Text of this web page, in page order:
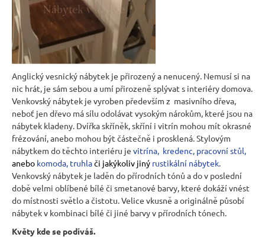
Anglický vesnický nábytek je přirozený a nenucený. Nemusí si na
nic hrát, je sám sebou a umí přirozeně splývat s interiéry domova.
Venkovský nábytek je vyroben především z masivního dřeva,
neboť jen dřevo má sílu odolávat vysokým nárokům, které jsou na
nábytek kladeny. Dvířka skříněk, skříní i vitrín mohou mít okrasné
frézování, anebo mohou být částečně i prosklená. Stylovým
nábytkem do těchto interiéru je vitrína kredenc pracovní stůl
anebo komoda truhlači jakýkoliv jiný rustikální nábytek
Venkovský nábytek je laděn do přírodních tónů a do v poslední
době velmi oblíbené bílé či smetanové barvy, které dokáží vnést
do místnosti světlo a čistotu. Velice vkusně a originálně působí
nábytek v kombinaci bílé či jiné barvy v přírodních tónech.
Květy kde se podíváš.